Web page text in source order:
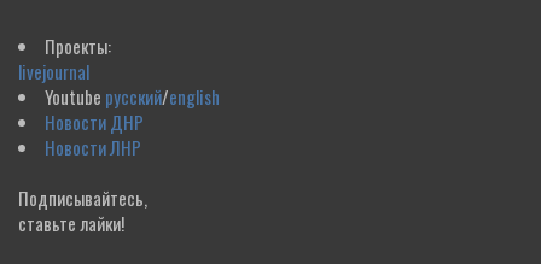
Проекты:
livejournal
Youtube русский/english
Новости ДНР
Новости ЛНР
Подписывайтесь,
ставьте лайки!